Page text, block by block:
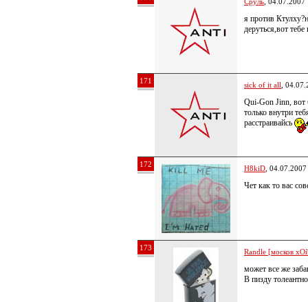
я против
деруться,вот
171 sick of it all ,
Qui-Gon Jinn, вот
только внутри
расстраивайсь
172 H8kiD ,
Чет как то вас
173 Randle [москов
может все же
В пизду